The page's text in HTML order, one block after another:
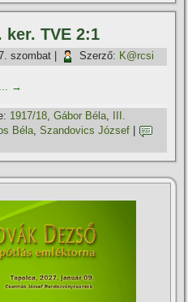
ker. TVE 2:1
szombat Szerző: K@rcsi
→
1917/18,Gábor Béla,
III.
Béla,Szandovics József